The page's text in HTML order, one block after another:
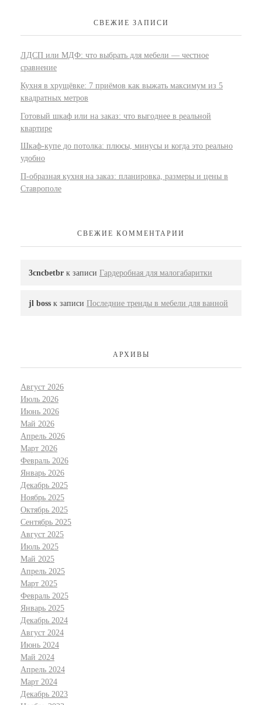
СВЕЖИЕ ЗАПИСИ
ЛДСП или МДФ: что выбрать для мебели — честное
сравнение
Кухня в хрущёвке: 7 приёмов как выжать максимум из 5
квадратных метров
Готовый шкаф или на заказ: что выгоднее в реальной
квартире
Шкаф-купе до потолка: плюсы, минусы и когда это реально
удобно
П-образная кухня на заказ: планировка, размеры и цены в
Ставрополе
СВЕЖИЕ КОММЕНТАРИИ
3cncbetbr к записи Гардеробная для малогабаритки
jl boss к записи Последние тренды в мебели для ванной
АРХИВЫ
Август 2026
Июль 2026
Июнь 2026
Май 2026
Апрель 2026
Март 2026
Февраль 2026
Январь 2026
Декабрь 2025
Ноябрь 2025
Октябрь 2025
Сентябрь 2025
Август 2025
Июль 2025
Май 2025
Апрель 2025
Март 2025
Февраль 2025
Январь 2025
Декабрь 2024
Август 2024
Июнь 2024
Май 2024
Апрель 2024
Март 2024
Декабрь 2023